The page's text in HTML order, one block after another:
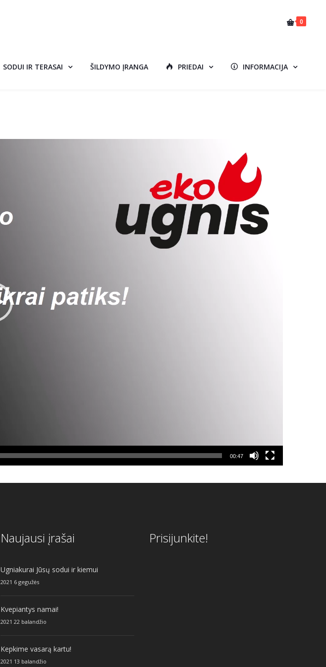
0
SODUI IR TERASAI ŠILDYMO ĮRANGA PRIEDAI INFORMACIJA
00:47
Naujausi įrašai
Ugniakurai Jūsų sodui ir kiemui
2021 6 gegužės
Kvepiantys namai!
2021 22 balandžio
Kepkime vasarą kartu!
2021 13 balandžio
Prisijunkite!